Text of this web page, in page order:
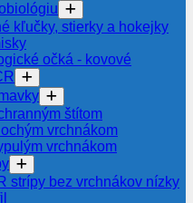
kľučky, stierky a hokejky
očká - kovové
štítom
vrchnákom
vrchnákom
strípy bez vrchnákov nízky